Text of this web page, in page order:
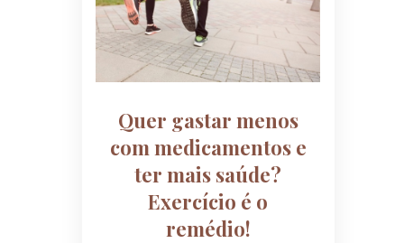
Quer gastar menos
com medicamentos e
ter mais saúde?
Exercício é o
remédio!